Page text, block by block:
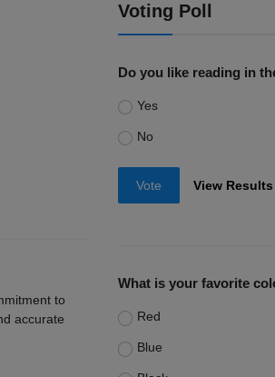
to
accurate
Voting Poll
Do you like reading in
Yes
No
Vote View Results
What is your favorite
Red
Blue